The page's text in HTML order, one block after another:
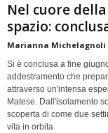
Nel cuore
spazio:
Marianna Michelagnoli
Si è conclusa a fine
addestramento che
attraverso un'intensa
Matese. Dall'isolamento
scoperta di come due
vita in orbita